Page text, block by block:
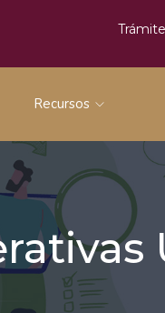
Recursos